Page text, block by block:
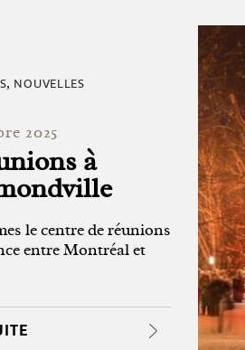
, NOUVELLES
2025
à
le centre de réunions
entre Montréal et